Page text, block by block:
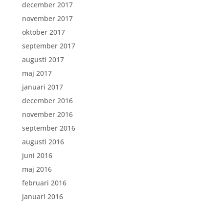
december 2017
november 2017
oktober 2017
september 2017
augusti 2017
maj 2017
januari 2017
december 2016
november 2016
september 2016
augusti 2016
juni 2016
maj 2016
februari 2016
januari 2016